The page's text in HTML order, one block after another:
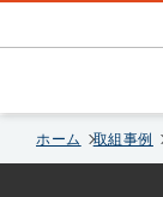
ホーム 取組事例